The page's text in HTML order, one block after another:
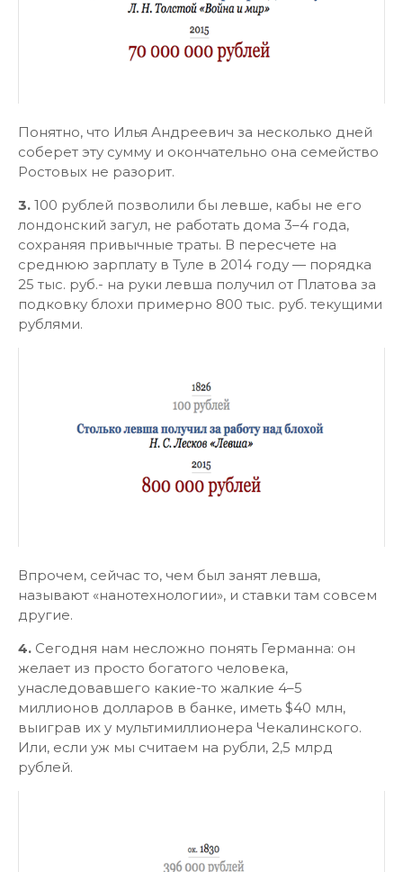
Понятно, что Илья Андреевич за несколько дней
соберет эту сумму и окончательно она семейство
Ростовых не разорит.
3. 100 рублей позволили бы левше, кабы не его
лондонский загул, не работать дома 3–4 года,
сохраняя привычные траты. В пересчете на
среднюю зарплату в Туле в 2014 году — порядка
25 тыс. руб.- на руки левша получил от Платова за
подковку блохи примерно 800 тыс. руб. текущими
рублями.
Впрочем, сейчас то, чем был занят левша,
называют «нанотехнологии», и ставки там совсем
другие.
4. Сегодня нам несложно понять Германна: он
желает из просто богатого человека,
унаследовавшего какие-то жалкие 4–5
миллионов долларов в банке, иметь $40 млн,
выиграв их у мультимиллионера Чекалинского.
Или, если уж мы считаем на рубли, 2,5 млрд
рублей.